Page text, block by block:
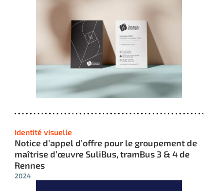
Identité visuelle
Notice d’appel d’offre pour le groupement de
maîtrise d’œuvre SuliBus, tramBus 3 & 4 de
Rennes
2024